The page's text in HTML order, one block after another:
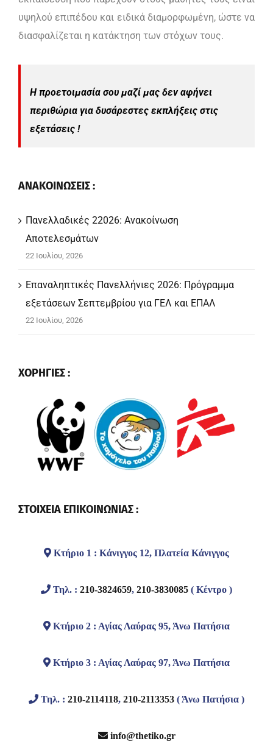
υψηλού επιπέδου και ειδικά διαμορφωμένη, ώστε να
διασφαλίζεται η κατάκτηση των στόχων τους.
Η προετοιμασία σου μαζί μας δεν αφήνει
περιθώρια για δυσάρεστες εκπλήξεις στις
εξετάσεις !
ΑΝΑΚΟΙΝΩΣΕΙΣ :
Πανελλαδικές 22026: Ανακοίνωση
Αποτελεσμάτων
22 Ιουλίου, 2026
Επαναληπτικές Πανελλήνιες 2026: Πρόγραμμα
εξετάσεων Σεπτεμβρίου για ΓΕΛ και ΕΠΑΛ
22 Ιουλίου, 2026
ΧΟΡΗΓΙΕΣ :
ΣΤΟΙΧΕΙΑ ΕΠΙΚΟΙΝΩΝΙΑΣ :
Κτήριο 1 : Κάνιγγος 12, Πλατεία Κάνιγγος
Τηλ. : 210-3824659, 210-3830085 ( Κέντρο )
Κτήριο 2 : Αγίας Λαύρας 95, Άνω Πατήσια
Κτήριο 3 : Αγίας Λαύρας 97, Άνω Πατήσια
Τηλ. : 210-2114118, 210-2113353 ( Άνω Πατήσια )
info@thetiko.gr